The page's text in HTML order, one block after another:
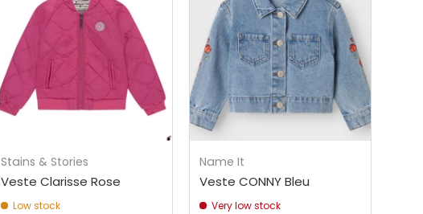
Stains & Stories
Veste Clarisse Rose
Low stock
Name It
Veste CONNY Bleu
Very low stock